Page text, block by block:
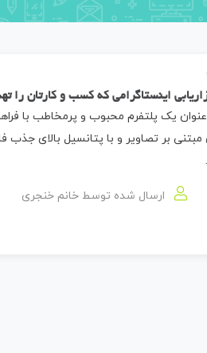
اینستاگرامی که کسب و کارتان را
‌عنوان یک پلتفرم محبوب و پرمخاطب با
بر تصاویر و با پتانسیل بالای جذب
ارسال شده توسط خانم خنجری